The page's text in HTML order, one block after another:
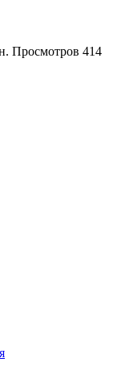
Просмотров 414